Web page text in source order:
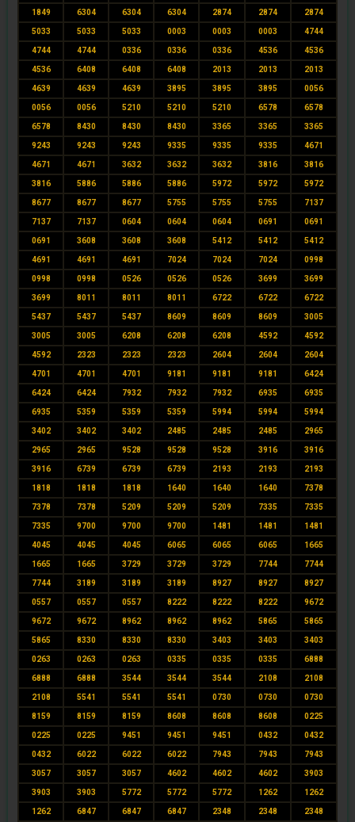
1849 6304 6304 6304 2874 2874 2874
5033 5033 5033 0003 0003 0003 4744
4744 4744 0336 0336 0336 4536 4536
4536 6408 6408 6408 2013 2013 2013
4639 4639 4639 3895 3895 3895 0056
0056 0056 5210 5210 5210 6578 6578
6578 8430 8430 8430 3365 3365 3365
9243 9243 9243 9335 9335 9335 4671
4671 4671 3632 3632 3632 3816 3816
3816 5886 5886 5886 5972 5972 5972
8677 8677 8677 5755 5755 5755 7137
7137 7137 0604 0604 0604 0691 0691
0691 3608 3608 3608 5412 5412 5412
4691 4691 4691 7024 7024 7024 0998
0998 0998 0526 0526 0526 3699 3699
3699 8011 8011 8011 6722 6722 6722
5437 5437 5437 8609 8609 8609 3005
3005 3005 6208 6208 6208 4592 4592
4592 2323 2323 2323 2604 2604 2604
4701 4701 4701 9181 9181 9181 6424
6424 6424 7932 7932 7932 6935 6935
6935 5359 5359 5359 5994 5994 5994
3402 3402 3402 2485 2485 2485 2965
2965 2965 9528 9528 9528 3916 3916
3916 6739 6739 6739 2193 2193 2193
1818 1818 1818 1640 1640 1640 7378
7378 7378 5209 5209 5209 7335 7335
7335 9700 9700 9700 1481 1481 1481
4045 4045 4045 6065 6065 6065 1665
1665 1665 3729 3729 3729 7744 7744
7744 3189 3189 3189 8927 8927 8927
0557 0557 0557 8222 8222 8222 9672
9672 9672 8962 8962 8962 5865 5865
5865 8330 8330 8330 3403 3403 3403
0263 0263 0263 0335 0335 0335 6888
6888 6888 3544 3544 3544 2108 2108
2108 5541 5541 5541 0730 0730 0730
8159 8159 8159 8608 8608 8608 0225
0225 0225 9451 9451 9451 0432 0432
0432 6022 6022 6022 7943 7943 7943
3057 3057 3057 4602 4602 4602 3903
3903 3903 5772 5772 5772 1262 1262
1262 6847 6847 6847 2348 2348 2348